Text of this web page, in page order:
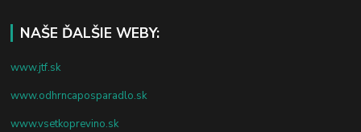
NAŠE ĎALŠIE WEBY:
www.jtf.sk
www.odhrncaposparadlo.sk
www.vsetkoprevino.sk